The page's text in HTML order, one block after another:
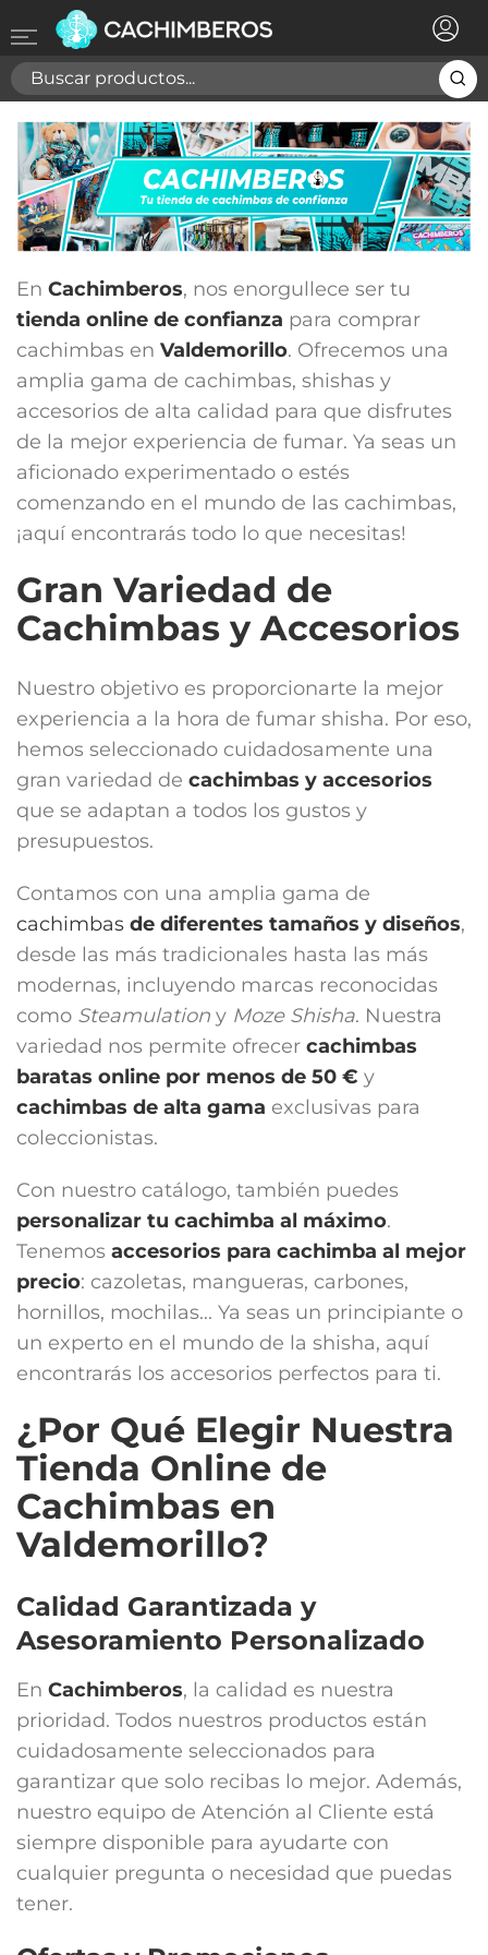
En Cachimberos, nos enorgullece ser tu
tienda online de confianza para comprar
cachimbas en Valdemorillo. Ofrecemos una
amplia gama de cachimbas, shishas y
accesorios de alta calidad para que disfrutes
de la mejor experiencia de fumar. Ya seas un
aficionado experimentado o estés
comenzando en el mundo de las cachimbas,
¡aquí encontrarás todo lo que necesitas!
Gran Variedad de
Cachimbas y Accesorios
Nuestro objetivo es proporcionarte la mejor
experiencia a la hora de fumar shisha. Por eso,
hemos seleccionado cuidadosamente una
gran variedad de cachimbas y accesorios
que se adaptan a todos los gustos y
presupuestos.
Contamos con una amplia gama de
cachimbas de diferentes tamaños y diseños,
desde las más tradicionales hasta las más
modernas, incluyendo marcas reconocidas
como Steamulation y Moze Shisha. Nuestra
variedad nos permite ofrecer cachimbas
baratas online por menos de 50 € y
cachimbas de alta gama exclusivas para
coleccionistas.
Con nuestro catálogo, también puedes
personalizar tu cachimba al máximo.
Tenemos accesorios para cachimba al mejor
precio: cazoletas, mangueras, carbones,
hornillos, mochilas... Ya seas un principiante o
un experto en el mundo de la shisha, aquí
encontrarás los accesorios perfectos para ti.
¿Por Qué Elegir Nuestra
Tienda Online de
Cachimbas en
Valdemorillo?
Calidad Garantizada y
Asesoramiento Personalizado
En Cachimberos, la calidad es nuestra
prioridad. Todos nuestros productos están
cuidadosamente seleccionados para
garantizar que solo recibas lo mejor. Además,
nuestro equipo de Atención al Cliente está
siempre disponible para ayudarte con
cualquier pregunta o necesidad que puedas
tener.
Registrarse ×
Necesitas hacer login para guardar productos en tu
lista de deseos
Cancelar Registrarse